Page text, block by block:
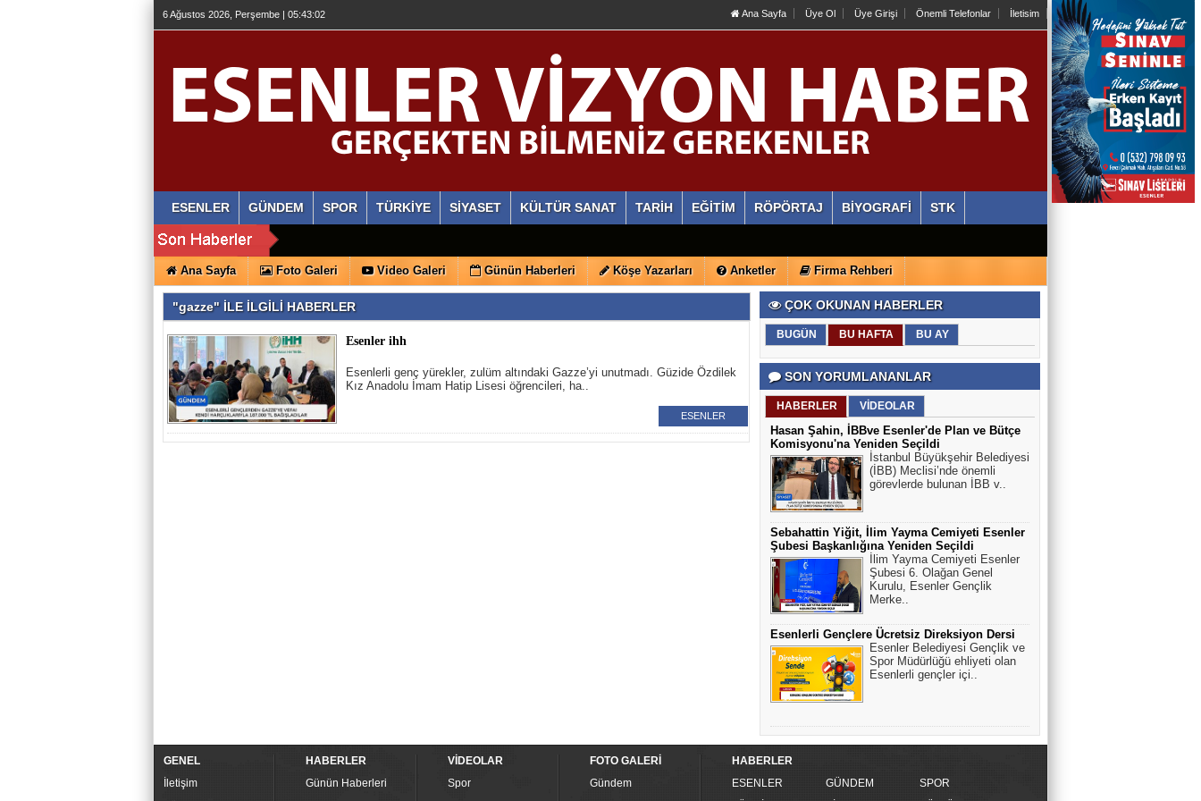
6 Ağustos 2026, Perşembe | 05:43:02 Ana Sayfa Üye Ol Üye Girişi Önemli Telefonlar İletisim
ESENLER GÜNDEM SPOR TÜRKİYE SİYASET KÜLTÜR SANAT TARİH EĞİTİM RÖPÖRTAJ BİYOGRAFİ STK
Ana Sayfa Foto Galeri Video Galeri Günün Haberleri Köşe Yazarları Anketler Firma Rehberi
"gazze" İLE İLGİLİ HABERLER
Esenler ihh
Esenlerli genç yürekler, zulüm altındaki Gazze’yi unutmadı. Güzide Özdilek
Kız Anadolu İmam Hatip Lisesi öğrencileri, ha..
ESENLER
ÇOK OKUNAN HABERLER
BUGÜN BU HAFTA BU AY
SON YORUMLANANLAR
HABERLER VİDEOLAR
Hasan Şahin, İBBve Esenler'de Plan ve Bütçe
Komisyonu'na Yeniden Seçildi
İstanbul Büyükşehir Belediyesi
(İBB) Meclisi’nde önemli
görevlerde bulunan İBB v..
Sebahattin Yiğit, İlim Yayma Cemiyeti Esenler
Şubesi Başkanlığına Yeniden Seçildi
İlim Yayma Cemiyeti Esenler
Şubesi 6. Olağan Genel
Kurulu, Esenler Gençlik
Merke..
Esenlerli Gençlere Ücretsiz Direksiyon Dersi
Esenler Belediyesi Gençlik ve
Spor Müdürlüğü ehliyeti olan
Esenlerli gençler içi..
GENEL
İletişim
HABERLER
Günün Haberleri
VİDEOLAR
Spor
FOTO GALERİ
Gündem
HABERLER
ESENLER
GÜNDEM
SPOR